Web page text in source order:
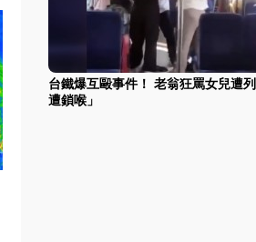
台鐵爆互毆事件！ 老翁狂罵女兒遭
遭鎖喉」